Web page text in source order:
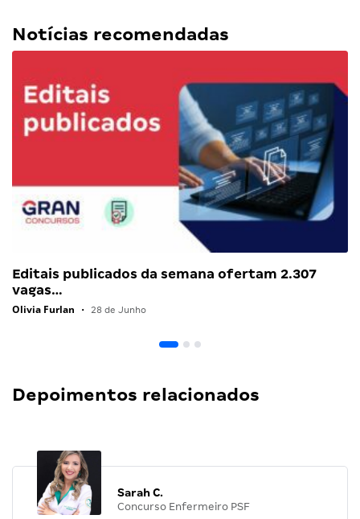
Notícias recomendadas
Editais publicados da semana ofertam 2.307
vagas…
Olivia Furlan • 28 de Junho
Depoimentos relacionados
Sarah C.
Concurso Enfermeiro PSF